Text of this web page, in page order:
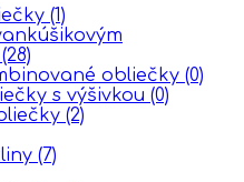
(1)
(28)
obliečky (0)
s výšivkou (0)
(2)
(7)